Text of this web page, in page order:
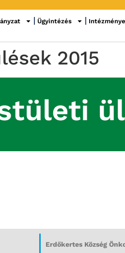
Ügyintézés
2015
Erdőkertes Község